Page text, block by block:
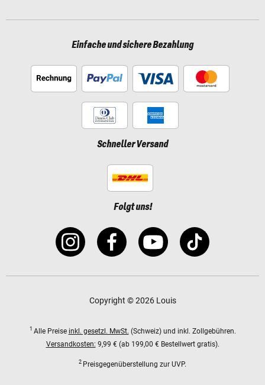
Einfache und sichere Bezahlung
Schneller Versand
Folgt uns!
Copyright © 2026 Louis
1 Alle Preise inkl. gesetzl. MwSt. (Schweiz) und inkl. Zollgebühren.
Versandkosten: 9,99 € (ab 199,00 € Bestellwert gratis).
2 Preisgegenüberstellung zur UVP.